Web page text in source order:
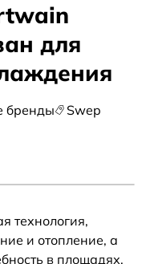
для
бренды Swep
технология,
и отопление, а
в площадях,